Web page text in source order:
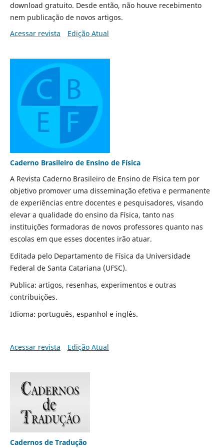
download gratuito. Desde então, não houve recebimento
nem publicação de novos artigos.
Acessar revista
Edição Atual
Caderno Brasileiro de Ensino de Física
A Revista Caderno Brasileiro de Ensino de Física tem por
objetivo promover uma disseminação efetiva e permanente
de experiências entre docentes e pesquisadores, visando
elevar a qualidade do ensino da Física, tanto nas
instituições formadoras de novos professores quanto nas
escolas em que esses docentes irão atuar.
Editada pelo Departamento de Física da Universidade
Federal de Santa Catariana (UFSC).
Publica: artigos, resenhas, experimentos e outras
contribuições.
Idioma: português, espanhol e inglês.
Acessar revista Edição Atual
Cadernos de Tradução